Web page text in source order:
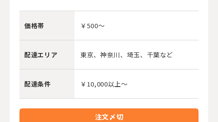
価格帯 ￥500～
配達エリア 東京、神奈川、埼玉、千葉など
配達条件 ￥10,000以上～
注文〆切